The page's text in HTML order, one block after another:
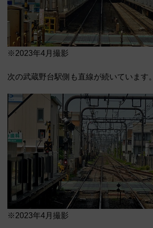
※2023年4月撮影
次の武蔵野台駅側も直線が続いています。
※2023年4月撮影